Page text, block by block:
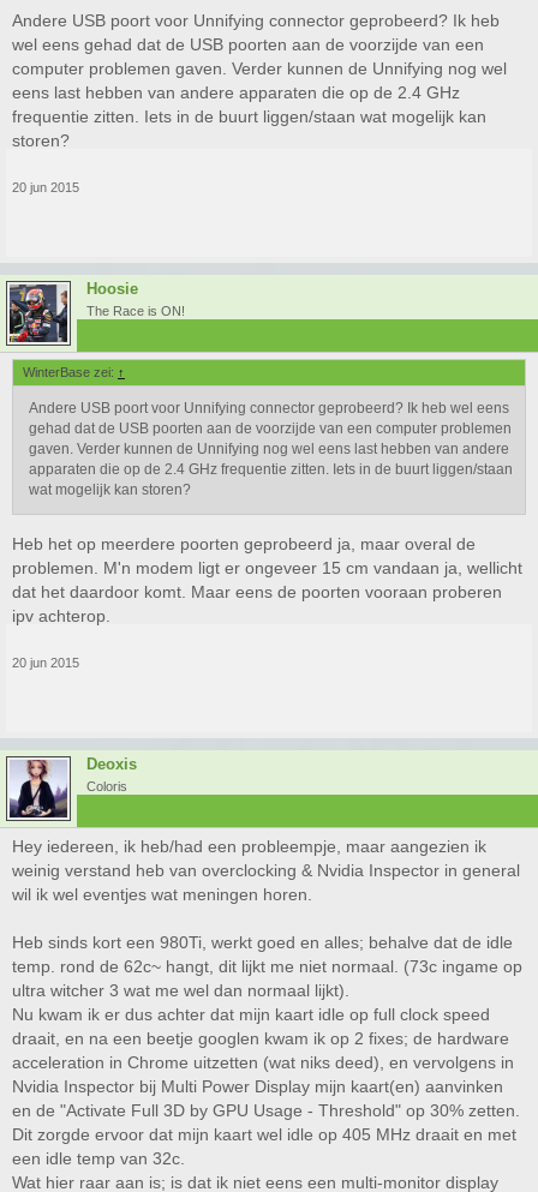
Iemand een idee waar dit aan kan liggen? De muis heeft het verder altijd
perfect gedaan, tot in deze pc.
Andere USB poort voor Unnifying connector geprobeerd? Ik heb
wel eens gehad dat de USB poorten aan de voorzijde van een
computer problemen gaven. Verder kunnen de Unnifying nog wel
eens last hebben van andere apparaten die op de 2.4 GHz
frequentie zitten. Iets in de buurt liggen/staan wat mogelijk kan
storen?
20 jun 2015
Hoosie
The Race is ON!
WinterBase zei: ↑
Andere USB poort voor Unnifying connector geprobeerd? Ik heb wel eens
gehad dat de USB poorten aan de voorzijde van een computer problemen
gaven. Verder kunnen de Unnifying nog wel eens last hebben van andere
apparaten die op de 2.4 GHz frequentie zitten. Iets in de buurt liggen/staan
wat mogelijk kan storen?
Heb het op meerdere poorten geprobeerd ja, maar overal de
problemen. M'n modem ligt er ongeveer 15 cm vandaan ja, wellicht
dat het daardoor komt. Maar eens de poorten vooraan proberen
ipv achterop.
20 jun 2015
Deoxis
Coloris
Hey iedereen, ik heb/had een probleempje, maar aangezien ik
weinig verstand heb van overclocking & Nvidia Inspector in general
wil ik wel eventjes wat meningen horen.
Heb sinds kort een 980Ti, werkt goed en alles; behalve dat de idle
temp. rond de 62c~ hangt, dit lijkt me niet normaal. (73c ingame op
ultra witcher 3 wat me wel dan normaal lijkt).
Nu kwam ik er dus achter dat mijn kaart idle op full clock speed
draait, en na een beetje googlen kwam ik op 2 fixes; de hardware
acceleration in Chrome uitzetten (wat niks deed), en vervolgens in
Nvidia Inspector bij Multi Power Display mijn kaart(en) aanvinken
en de "Activate Full 3D by GPU Usage - Threshold" op 30% zetten.
Dit zorgde ervoor dat mijn kaart wel idle op 405 MHz draait en met
een idle temp van 32c.
Wat hier raar aan is; is dat ik niet eens een multi-monitor display